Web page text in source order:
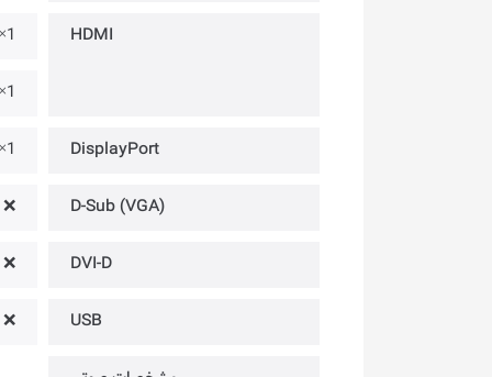
HDMI
1× @ (120Hz) ⁃ Version 1.4
1× @ (240Hz) ⁃ Version 2.0
DisplayPort
1× @ (240Hz) ⁃ Version 1.2
D-Sub (VGA)
❌
DVI-D
❌
USB
❌